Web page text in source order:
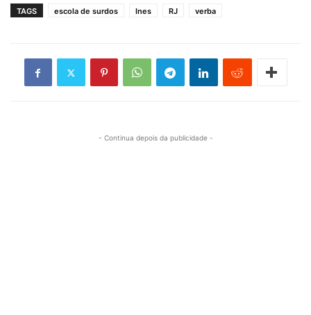
TAGS escola de surdos Ines RJ verba
- Continua depois da publicidade -